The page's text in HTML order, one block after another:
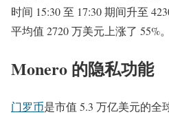
时间 15:30 至 17:30 期间升至
平均值 2720 万美元上涨了 55%。
Monero 的隐私功能
门罗币是市值 5.3 万亿美元的全